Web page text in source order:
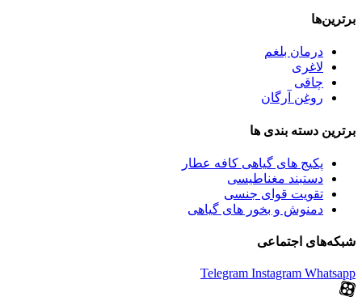
برترین‌ها
درمان بلغم
لاغری
چاقی
روغن آرگان
برترین‌ دسته بندی ها
پکیج های گیاهی کافه عطار
دستبند مغناطیسی
تقویت قوای جنسی
دمنوش و بخور های گیاهی
شبکه‌های اجتماعی
Telegram Instagram Whatsapp